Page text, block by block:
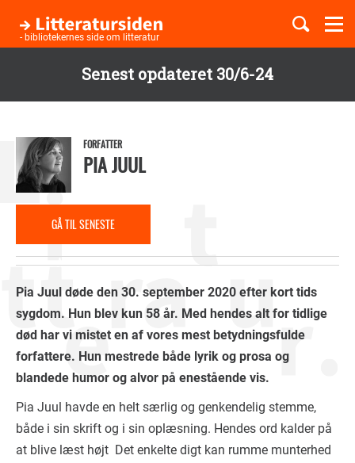
Senest opdateret 30/6-24
hovedindhold
- bibliotekernes side om litteratur
Børnebøger
GÅ TIL SENESTE
ANMELDELSE
FORFATTER
PIA JUUL
Pia Juul døde den 30. september 2020 efter kort tids
sygdom. Hun blev kun 58 år. Med hendes alt for tidlige
død har vi mistet en af vores mest betydningsfulde
forfattere. Hun mestrede både lyrik og prosa og
blandede humor og alvor på enestående vis.
Pia Juul havde en helt særlig og genkendelig stemme,
både i sin skrift og i sin oplæsning. Hendes ord kalder på
at blive læst højt Det enkelte digt kan rumme munterhed